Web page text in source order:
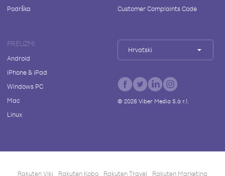
Podrška
Customer Complaints Code
PREUZMI
Android
iPhone & iPad
Windows PC
Mac
Linux
Hrvatski
© 2026Viber Media S.à r.l.
Rakuten Viki Rakuten Kobo Rakuten Travel Rakuten Marketing